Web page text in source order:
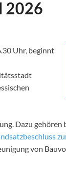
2026
Uhr, beginnt
Dazu gehören
von